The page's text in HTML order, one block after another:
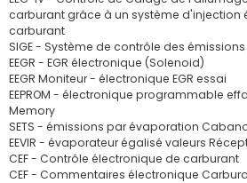
carburant grâce à un système d'injection
carburant
SIGE - Système de contrôle des
EEGR - EGR électronique (Solenoid)
EEGR Moniteur - électronique EGR essai
EEPROM - électronique programmable
Memory
SETS - émissions par évaporation
EEVIR - évaporateur égalisé valeurs
CEF - Contrôle électronique de carburant
CEF - Commentaires électronique